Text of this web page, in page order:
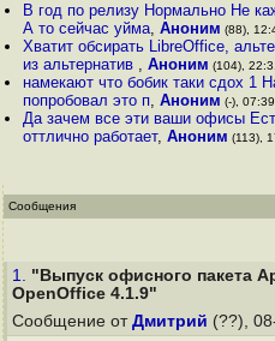
В год по релизу Нормально Не
А то сейчас уйма,Аноним (88),
Хватит обсирать LibreOffice,
из альтернатив ,Аноним (104),
намекают что бобик таки сдох 1
попробовал это п,Аноним (-),
Да зачем все эти ваши офисы
оттлично работает,Аноним (113),
Сообщения
1. "Выпуск офисного пакета
OpenOffice 4.1.9"
Сообщение от Дмитрий (??),